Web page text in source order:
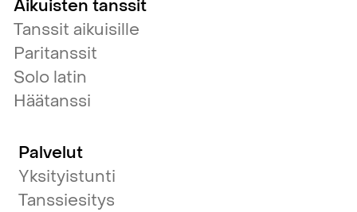
Aikuisten tanssit
Tanssit aikuisille
Paritanssit
Solo latin
Häätanssi
Palvelut
Yksityistunti
Tanssiesitys